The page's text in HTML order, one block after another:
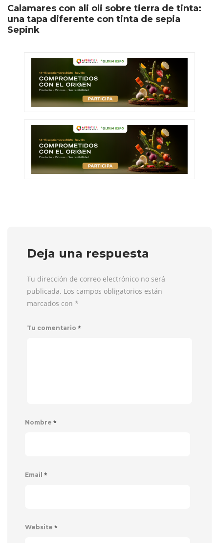
Calamares con ali oli sobre tierra de tinta:
una tapa diferente con tinta de sepia
Sepink
Deja una respuesta
Tu dirección de correo electrónico no será
publicada. Los campos obligatorios están
marcados con *
Tu comentario *
Nombre *
Email *
Website *